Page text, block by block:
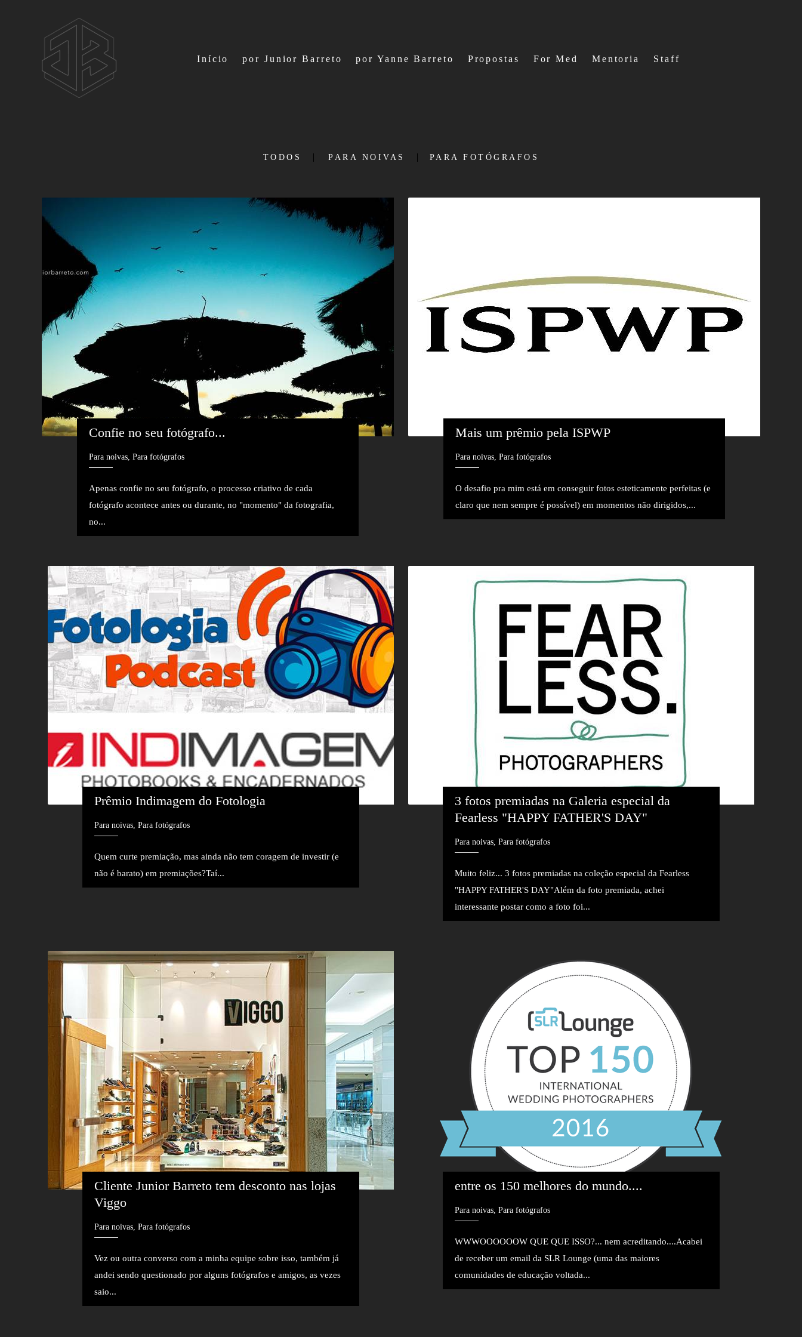
Início por Junior Barreto por Yanne Barreto Propostas For Med Mentoria Staff
TODOS PARA NOIVAS PARA FOTÓGRAFOS
Confie no seu fotógrafo...
Para noivas, Para fotógrafos
Apenas confie no seu fotógrafo, o processo criativo de cada
fotógrafo acontece antes ou durante, no "momento" da fotografia,
no...
Mais um prêmio pela ISPWP
Para noivas, Para fotógrafos
O desafio pra mim está em conseguir fotos esteticamente perfeitas (e
claro que nem sempre é possível) em momentos não dirigidos,...
Prêmio Indimagem do Fotologia
Para noivas, Para fotógrafos
Quem curte premiação, mas ainda não tem coragem de investir (e
não é barato) em premiações?Taí...
3 fotos premiadas na Galeria especial da
Fearless "HAPPY FATHER'S DAY"
Para noivas, Para fotógrafos
Muito feliz... 3 fotos premiadas na coleção especial da Fearless
"HAPPY FATHER'S DAY"Além da foto premiada, achei
interessante postar como a foto foi...
Cliente Junior Barreto tem desconto nas lojas
Viggo
Para noivas, Para fotógrafos
Vez ou outra converso com a minha equipe sobre isso, também já
andei sendo questionado por alguns fotógrafos e amigos, as vezes
saio...
entre os 150 melhores do mundo....
Para noivas, Para fotógrafos
WWWOOOOOOW QUE QUE ISSO?... nem acreditando....Acabei
de receber um email da SLR Lounge (uma das maiores
comunidades de educação voltada...